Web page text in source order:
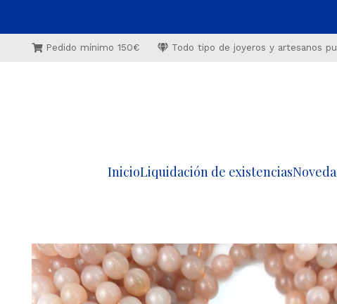
Pedido mínimo 150€ Todo tipo de joyeros y artesanos
InicioLiquidación de existencias